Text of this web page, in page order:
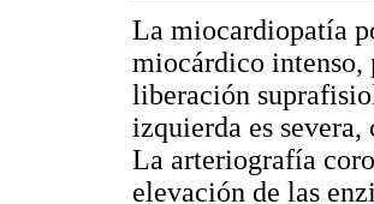
La miocardiopatía
miocárdico intenso,
liberación
izquierda es
La arteriografía
elevación de las